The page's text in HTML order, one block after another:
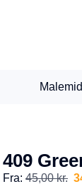
409
Fra: 45,00kr.